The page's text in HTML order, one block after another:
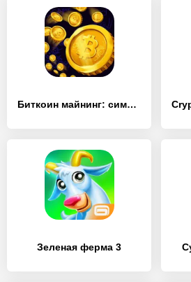
Биткоин майнинг: симулятор
Зеленая ферма 3